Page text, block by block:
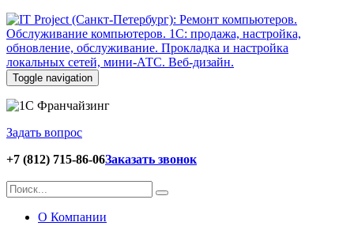
Toggle navigation
Задать вопрос
+7 (812) 715-86-06Заказать звонок
О Компании